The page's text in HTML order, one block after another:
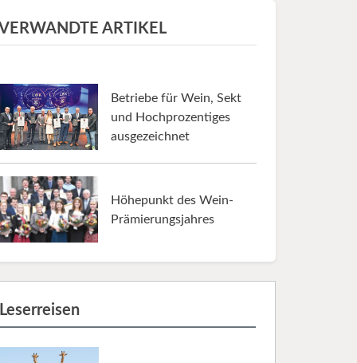
ARTIKEL
Betriebe für Wein, Sekt
und Hochprozentiges
ausgezeichnet
Höhepunkt des Wein-
Prämierungsjahres
Leserreisen